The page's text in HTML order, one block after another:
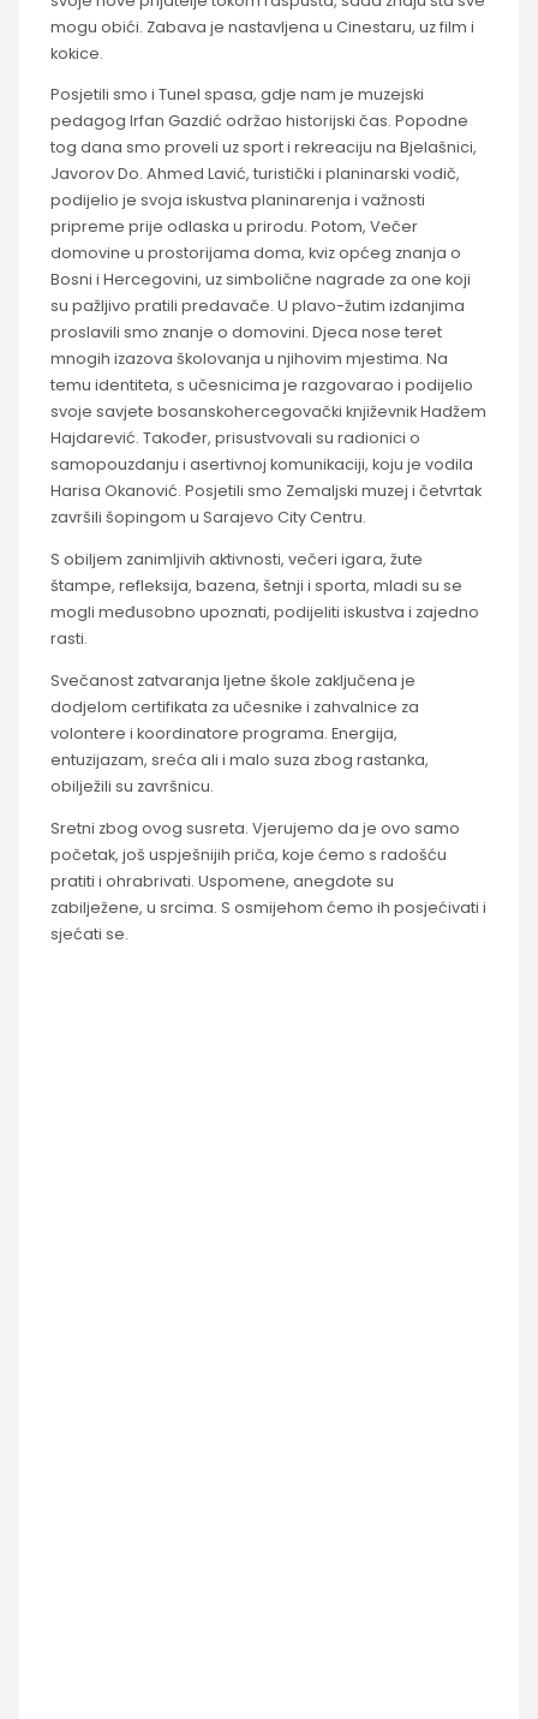
mogu obići. Zabava je nastavljena u Cinestaru, uz film i
kokice.
Posjetili smo i Tunel spasa, gdje nam je muzejski
pedagog Irfan Gazdić održao historijski čas. Popodne
tog dana smo proveli uz sport i rekreaciju na Bjelašnici,
Javorov Do. Ahmed Lavić, turistički i planinarski vodič,
podijelio je svoja iskustva planinarenja i važnosti
pripreme prije odlaska u prirodu. Potom, Večer
domovine u prostorijama doma, kviz općeg znanja o
Bosni i Hercegovini, uz simbolične nagrade za one koji
su pažljivo pratili predavače. U plavo-žutim izdanjima
proslavili smo znanje o domovini. Djeca nose teret
mnogih izazova školovanja u njihovim mjestima. Na
temu identiteta, s učesnicima je razgovarao i podijelio
svoje savjete bosanskohercegovački književnik Hadžem
Hajdarević. Također, prisustvovali su radionici o
samopouzdanju i asertivnoj komunikaciji, koju je vodila
Harisa Okanović. Posjetili smo Zemaljski muzej i četvrtak
završili šopingom u Sarajevo City Centru.
S obiljem zanimljivih aktivnosti, večeri igara, žute
štampe, refleksija, bazena, šetnji i sporta, mladi su se
mogli međusobno upoznati, podijeliti iskustva i zajedno
rasti.
Svečanost zatvaranja ljetne škole zaključena je
dodjelom certifikata za učesnike i zahvalnice za
volontere i koordinatore programa. Energija,
entuzijazam, sreća ali i malo suza zbog rastanka,
obilježili su završnicu.
Sretni zbog ovog susreta. Vjerujemo da je ovo samo
početak, još uspješnijih priča, koje ćemo s radošću
pratiti i ohrabrivati. Uspomene, anegdote su
zabilježene, u srcima. S osmijehom ćemo ih posjećivati i
sjećati se.